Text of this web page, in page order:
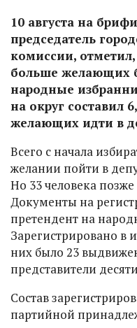
10 августа на
председатель
комиссии, отметил,
больше желающих
народные
на округ составил
желающих идти в
Всего с начала
желании пойти в
Но 33 человека позже
Документы на
претендент на
Зарегистрировано в
них было 23
представители
Состав
партийной